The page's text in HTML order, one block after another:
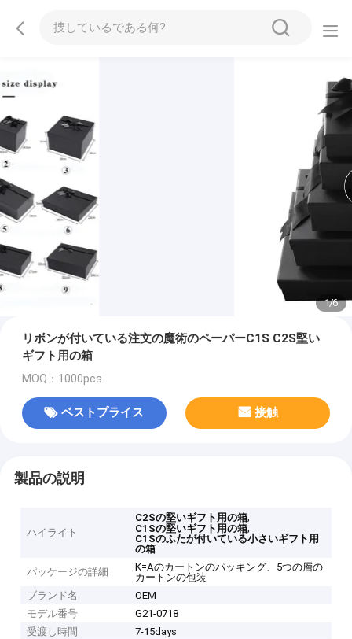
1/6
リボンが付いている注文の魔術のペーパーC1S C2S堅い
ギフト用の箱
MOQ：1000pcs
ベストプライス 接触
製品の説明
ハイライト
C2Sの堅いギフト用の箱,
C1Sの堅いギフト用の箱,
C1Sのふたが付いている小さいギフト用
の箱
パッケージの詳細
K=Aのカートンのパッキング、5つの層の
カートンの包装
ブランド名
OEM
モデル番号
G21-0718
受渡し時間
7-15days